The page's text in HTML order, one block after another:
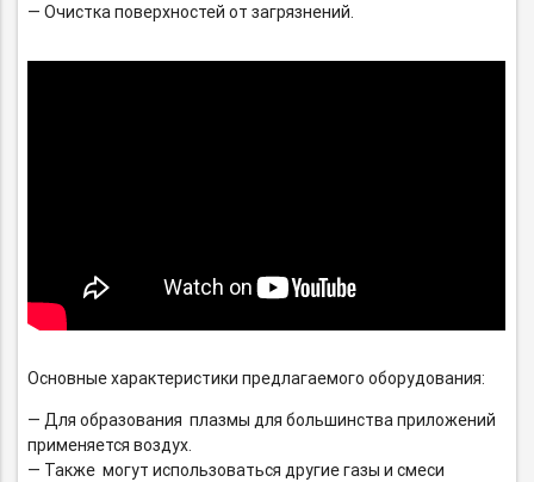
— Очистка поверхностей от загрязнений.
Основные характеристики предлагаемого оборудования:
— Для образования плазмы для большинства приложений
применяется воздух.
— Также могут использоваться другие газы и смеси